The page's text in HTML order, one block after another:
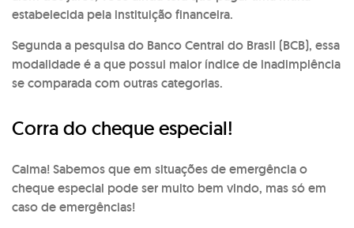
estabelecida pela instituição financeira.
Segunda a pesquisa do Banco Central do Brasil (BCB), essa
modalidade é a que possui maior índice de inadimplência
se comparada com outras categorias.
Corra do cheque especial!
Calma! Sabemos que em situações de emergência o
cheque especial pode ser muito bem vindo, mas só em
caso de emergências!